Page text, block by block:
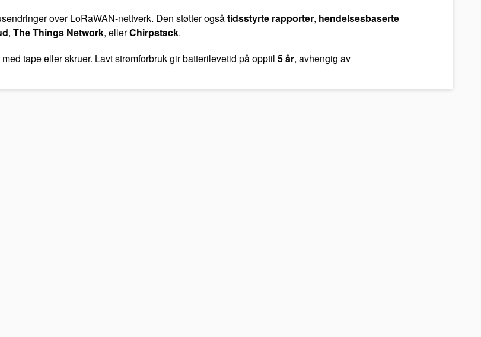
over LoRaWAN-nettverk. Den støtter ogsåtidsstyrte rapporter, hendelsesbaserte
, The Things Network, ellerChirpstack.
tape eller skruer. Lavt strømforbruk gir batterilevetid på opptil 5 år, avhengig av